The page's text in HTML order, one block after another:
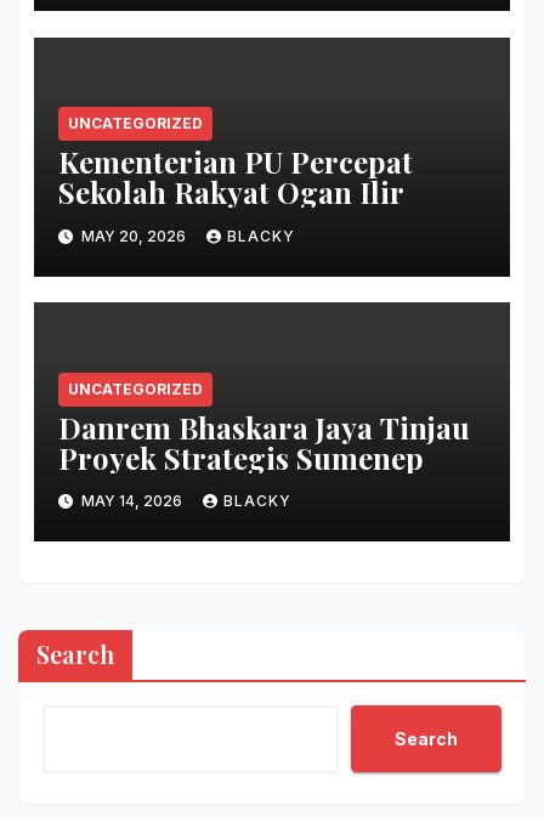
UNCATEGORIZED
Kementerian PU Percepat
Sekolah Rakyat Ogan Ilir
MAY 20, 2026 BLACKY
UNCATEGORIZED
Danrem Bhaskara Jaya Tinjau
Proyek Strategis Sumenep
MAY 14, 2026 BLACKY
Search
Search